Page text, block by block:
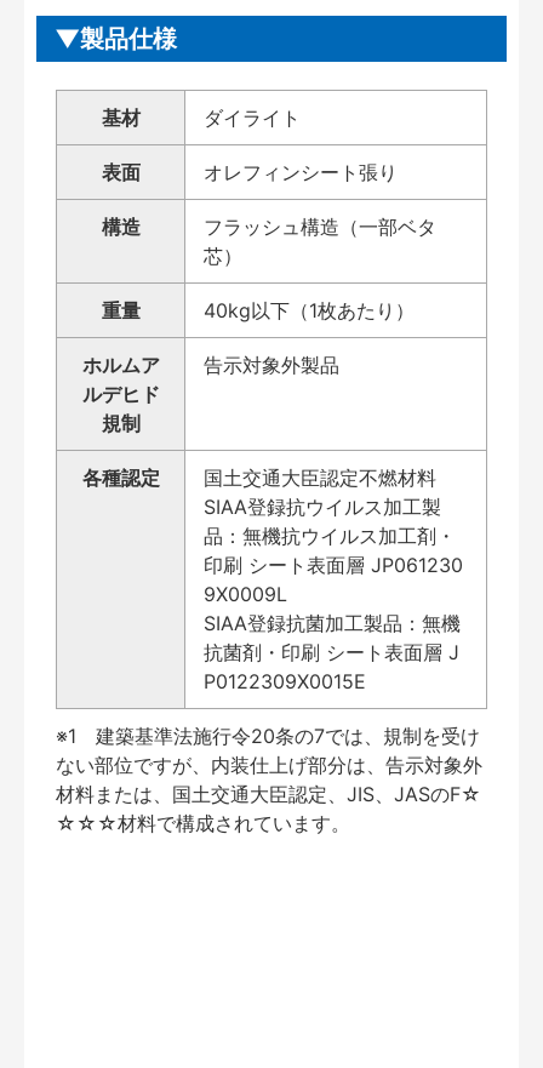
製品仕様
基材 ダイライト
表面 オレフィンシート張り
構造
フラッシュ構造（一部ベタ
芯）
重量 40kg以下（1枚あたり）
ホルムア
ルデヒド
規制
告示対象外製品
各種認定
国土交通大臣認定不燃材料
SIAA登録抗ウイルス加工製
品：無機抗ウイルス加工剤・
印刷 シート表面層 JP061230
9X0009L
SIAA登録抗菌加工製品：無機
抗菌剤・印刷 シート表面層 J
P0122309X0015E
※1 建築基準法施行令20条の7では、規制を受け
ない部位ですが、内装仕上げ部分は、告示対象外
材料または、国土交通大臣認定、JIS、JASのF☆
☆☆☆材料で構成されています。